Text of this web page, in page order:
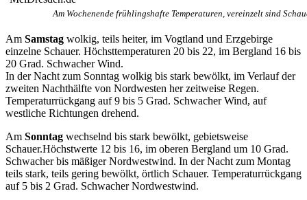
Am Wochenende frühlingshafte Temperaturen, vereinzelt sind
Am Samstag wolkig, teils heiter, im Vogtland und Erzgebirge
einzelne Schauer. Höchsttemperaturen 20 bis 22, im Bergland 16 bis
20 Grad. Schwacher Wind.
In der Nacht zum Sonntag wolkig bis stark bewölkt, im Verlauf der
zweiten Nachthälfte von Nordwesten her zeitweise Regen.
Temperaturrückgang auf 9 bis 5 Grad. Schwacher Wind, auf
westliche Richtungen drehend.
Am Sonntag wechselnd bis stark bewölkt, gebietsweise
Schauer.Höchstwerte 12 bis 16, im oberen Bergland um 10 Grad.
Schwacher bis mäßiger Nordwestwind. In der Nacht zum Montag
teils stark, teils gering bewölkt, örtlich Schauer. Temperaturrückgang
auf 5 bis 2 Grad. Schwacher Nordwestwind.